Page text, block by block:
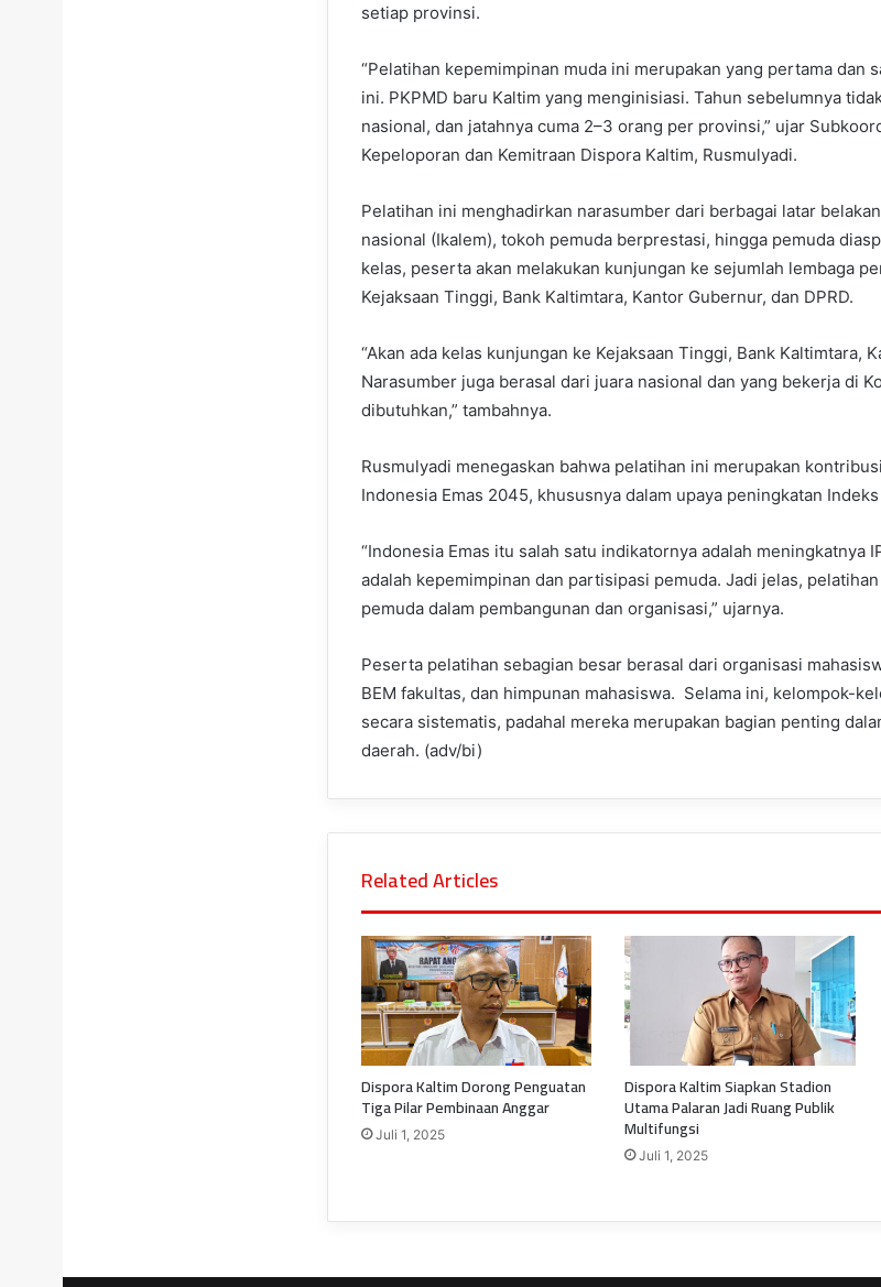
setiap provinsi.
“Pelatihan kepemimpinan muda ini merupakan yang pertama dan
ini. PKPMD baru Kaltim yang menginisiasi. Tahun sebelumnya
nasional, dan jatahnya cuma 2–3 orang per provinsi,” ujar
Kepeloporan dan Kemitraan Dispora Kaltim, Rusmulyadi.
Pelatihan ini menghadirkan narasumber dari berbagai latar
nasional (Ikalem), tokoh pemuda berprestasi, hingga pemuda
kelas, peserta akan melakukan kunjungan ke sejumlah lembaga
Kejaksaan Tinggi, Bank Kaltimtara, Kantor Gubernur, dan DPRD.
“Akan ada kelas kunjungan ke Kejaksaan Tinggi, Bank Kaltimtara,
Narasumber juga berasal dari juara nasional dan yang bekerja di
dibutuhkan,” tambahnya.
Rusmulyadi menegaskan bahwa pelatihan ini merupakan
Indonesia Emas 2045, khususnya dalam upaya peningkatan
“Indonesia Emas itu salah satu indikatornya adalah meningkatnya
adalah kepemimpinan dan partisipasi pemuda. Jadi jelas,
pemuda dalam pembangunan dan organisasi,” ujarnya.
Peserta pelatihan sebagian besar berasal dari organisasi
BEM fakultas, dan himpunan mahasiswa. Selama ini, kelompok-
secara sistematis, padahal mereka merupakan bagian penting
daerah. (adv/bi)
Related Articles
Dispora Kaltim Dorong Penguatan
Tiga Pilar Pembinaan Anggar
Juli 1, 2025
Dispora Kaltim Siapkan Stadion
Utama Palaran Jadi Ruang Publik
Multifungsi
Juli 1, 2025